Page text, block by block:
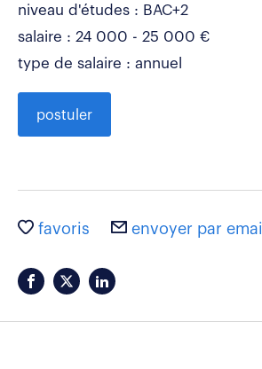
niveau d'études : BAC+2
salaire : 24 000 - 25 000 €
type de salaire : annuel
postuler
favoris envoyer par email